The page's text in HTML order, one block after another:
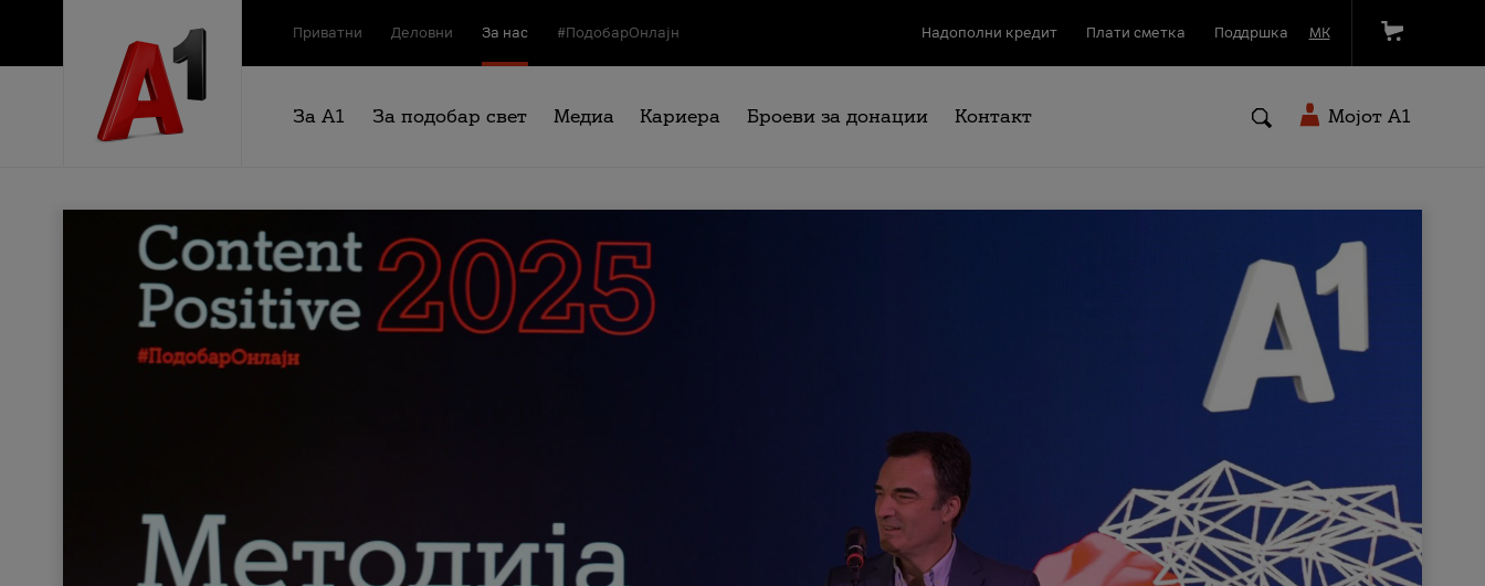
Приватни Деловни За нас #ПодобарОнлајн Надополни кредит Плати сметка Поддршка МК
За А1 За подобар свет Медиа Кариера Броеви за донации Контакт Мојот A1